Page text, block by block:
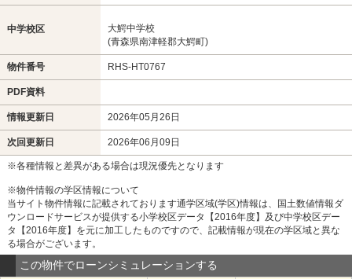
中学校区
大鰐中学校
(青森県南津軽郡大鰐町)
物件番号 RHS-HT0767
PDF資料
情報更新日 2026年05月26日
次回更新日 2026年06月09日
※各種情報と差異がある場合は現況優先となります
※物件情報の学区情報について
当サイト物件情報に記載されております通学区域(学区)情報は、国土数値情報ダ
ウンロードサービスが提供する小学校区データ【2016年度】及び中学校区デー
タ【2016年度】を元に加工したものですので、記載情報が現在の学区域と異な
る場合がございます。
この物件でローンシミュレーションする